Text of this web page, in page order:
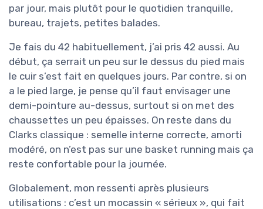
par jour, mais plutôt pour le quotidien tranquille,
bureau, trajets, petites balades.
Je fais du 42 habituellement, j’ai pris 42 aussi. Au
début, ça serrait un peu sur le dessus du pied mais
le cuir s’est fait en quelques jours. Par contre, si on
a le pied large, je pense qu’il faut envisager une
demi-pointure au-dessus, surtout si on met des
chaussettes un peu épaisses. On reste dans du
Clarks classique : semelle interne correcte, amorti
modéré, on n’est pas sur une basket running mais ça
reste confortable pour la journée.
Globalement, mon ressenti après plusieurs
utilisations : c’est un mocassin « sérieux », qui fait